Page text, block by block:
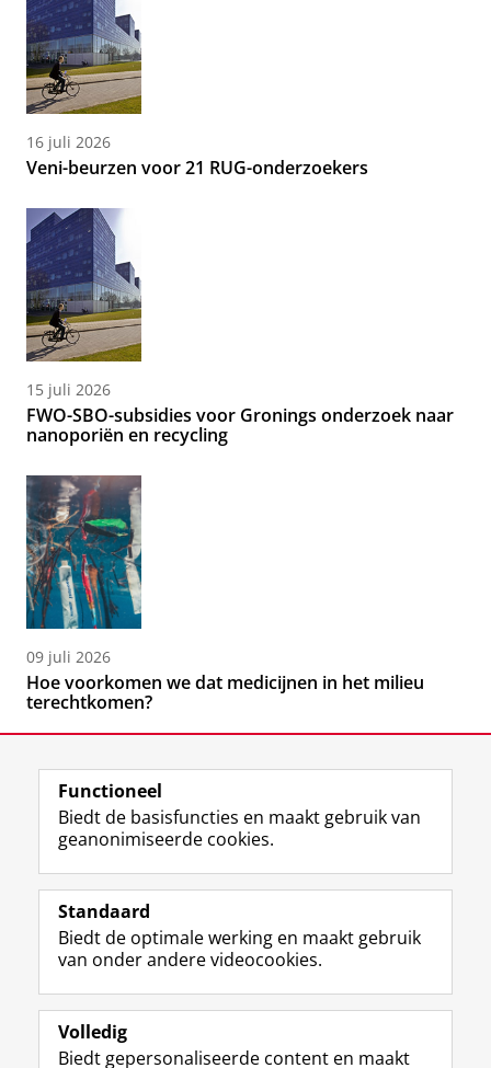
16 juli 2026
Veni-beurzen voor 21 RUG-onderzoekers
15 juli 2026
FWO-SBO-subsidies voor Gronings onderzoek naar
nanoporiën en recycling
09 juli 2026
Hoe voorkomen we dat medicijnen in het milieu
terechtkomen?
Volg de RUG
F
a
e
b
o
p
L
i
k
e
I
-
R
S
-
f
e
R
I
n
t
r
m
Y
o
T
e
k
Studiekiezers
Alumni
Functioneel
Biedt de basisfuncties en maakt gebruik van
geanonimiseerde cookies.
Standaard
Biedt de optimale werking en maakt gebruik
van onder andere videocookies.
Volledig
Biedt gepersonaliseerde content en maakt